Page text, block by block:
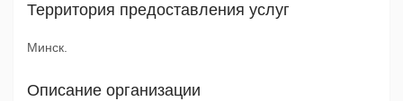
Территория предоставления услуг
Минск.
Описание организации